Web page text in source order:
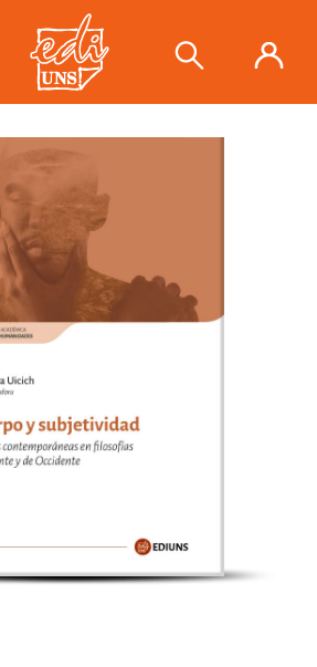
Derivas
en filosofías de
se ha